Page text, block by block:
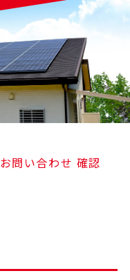
お問い合わせ 確認